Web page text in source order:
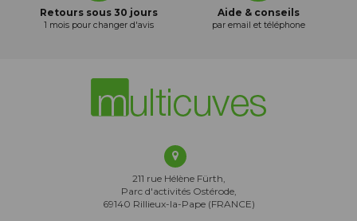
Retours sous 30 jours
1 mois pour changer d'avis
Aide & conseils
par email et téléphone
211 rue Hélène Fürth,
Parc d'activités Ostérode,
69140 Rillieux-la-Pape (FRANCE)